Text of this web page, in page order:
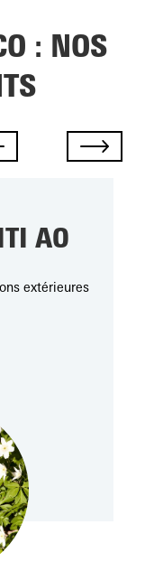
: NOS
AO
extérieures